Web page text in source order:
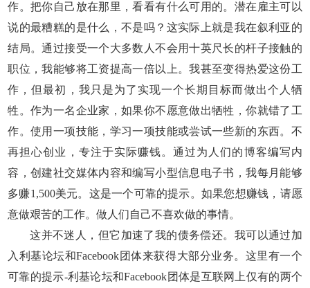
作。把你自己放在那里，看看有什么可用的。潜在雇主可以
说的最糟糕的是什么，不是吗？这实际上就是我在叙利亚的
结局。通过接受一个大多数人不会用十英尺长的杆子接触的
职位，我能够将工资提高一倍以上。我甚至变得热爱这份工
作，但最初，我只是为了实现一个长期目标而做出个人牺
牲。作为一名企业家，如果你不愿意做出牺牲，你就错了工
作。使用一项技能，学习一项技能或尝试一些新的东西。不
再担心创业，专注于实际赚钱。通过为人们的博客编写内
容，创建社交媒体内容和编写小型信息电子书，我每月能够
多赚1,500美元。这是一个可靠的提示。如果您想赚钱，请愿
意做艰苦的工作。做人们自己不喜欢做的事情。
这并不迷人，但它加速了我的债务偿还。我可以通过加
入利基论坛和Facebook团体来获得大部分业务。这里有一个
可靠的提示-利基论坛和Facebook团体是互联网上仅有的两个